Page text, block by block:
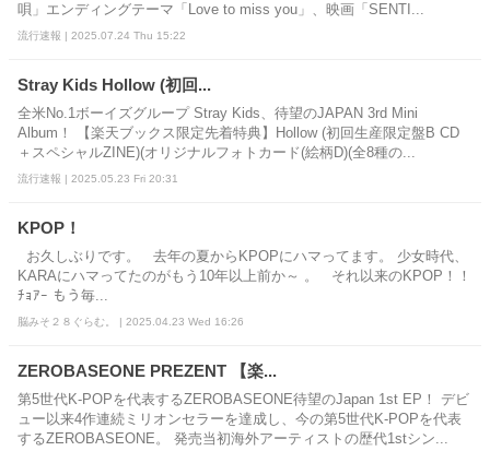
唄」エンディングテーマ「Love to miss you」、映画「SENTI...
流行速報 | 2025.07.24 Thu 15:22
Stray Kids Hollow (初回...
全米No.1ボーイズグループ Stray Kids、待望のJAPAN 3rd Mini
Album！ 【楽天ブックス限定先着特典】Hollow (初回生産限定盤B CD
＋スペシャルZINE)(オリジナルフォトカード(絵柄D)(全8種の...
流行速報 | 2025.05.23 Fri 20:31
KPOP！
お久しぶりです。 去年の夏からKPOPにハマってます。 少女時代、
KARAにハマってたのがもう10年以上前か～ 。 それ以来のKPOP！！
ﾁｮｱｰ もう毎...
脳みそ２８ぐらむ。 | 2025.04.23 Wed 16:26
ZEROBASEONE PREZENT 【楽...
第5世代K-POPを代表するZEROBASEONE待望のJapan 1st EP！ デビ
ュー以来4作連続ミリオンセラーを達成し、今の第5世代K-POPを代表
するZEROBASEONE。 発売当初海外アーティストの歴代1stシン...